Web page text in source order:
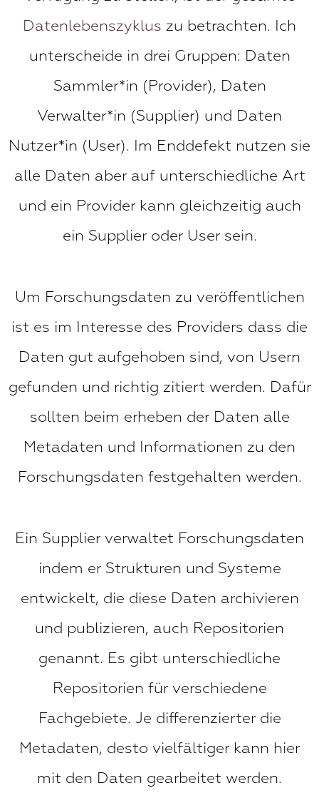
Datenlebenszyklus zu betrachten. Ich
unterscheide in drei Gruppen: Daten
Sammler*in (Provider), Daten
Verwalter*in (Supplier) und Daten
Nutzer*in (User). Im Enddefekt nutzen sie
alle Daten aber auf unterschiedliche Art
und ein Provider kann gleichzeitig auch
ein Supplier oder User sein.
Um Forschungsdaten zu veröffentlichen
ist es im Interesse des Providers dass die
Daten gut aufgehoben sind, von Usern
gefunden und richtig zitiert werden. Dafür
sollten beim erheben der Daten alle
Metadaten und Informationen zu den
Forschungsdaten festgehalten werden.
Ein Supplier verwaltet Forschungsdaten
indem er Strukturen und Systeme
entwickelt, die diese Daten archivieren
und publizieren, auch Repositorien
genannt. Es gibt unterschiedliche
Repositorien für verschiedene
Fachgebiete. Je differenzierter die
Metadaten, desto vielfältiger kann hier
mit den Daten gearbeitet werden.